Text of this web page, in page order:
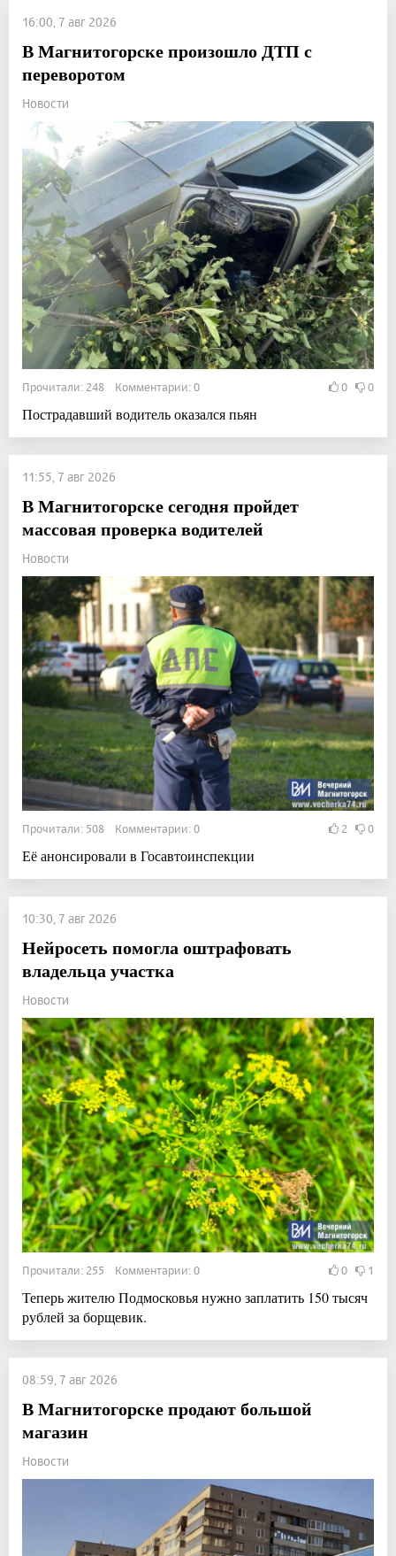
16:00, 7 авг 2026
В Магнитогорске произошло ДТП с
переворотом
Новости
Прочитали: 248 Комментарии: 0 0 0
Пострадавший водитель оказался пьян
11:55, 7 авг 2026
В Магнитогорске сегодня пройдет
массовая проверка водителей
Новости
Прочитали: 508 Комментарии: 0 2 0
Её анонсировали в Госавтоинспекции
10:30, 7 авг 2026
Нейросеть помогла оштрафовать
владельца участка
Новости
Прочитали: 255 Комментарии: 0 0 1
Теперь жителю Подмосковья нужно заплатить 150 тысяч
рублей за борщевик.
08:59, 7 авг 2026
В Магнитогорске продают большой
магазин
Новости